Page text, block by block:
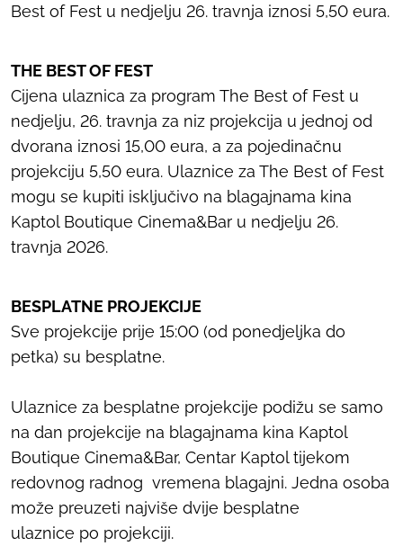
Best of Fest u nedjelju 26. travnja iznosi 5,50 eura.
THE BEST OF FEST
Cijena ulaznica za program The Best of Fest u
nedjelju, 26. travnja za niz projekcija u jednoj od
dvorana iznosi 15,00 eura, a za pojedinačnu
projekciju 5,50 eura. Ulaznice za The Best of Fest
mogu se kupiti isključivo na blagajnama kina
Kaptol Boutique Cinema&Bar u nedjelju 26.
travnja 2026.
BESPLATNE PROJEKCIJE
Sve projekcije prije 15:00 (od ponedjeljka do
petka) su besplatne.
Ulaznice za besplatne projekcije podižu se samo
na dan projekcije na blagajnama kina Kaptol
Boutique Cinema&Bar, Centar Kaptol tijekom
redovnog radnog vremena blagajni. Jedna osoba
može preuzeti najviše dvije besplatne
ulaznice po projekciji.